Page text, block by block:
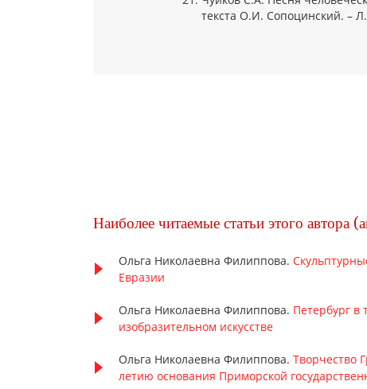
текста О.И. Сопоцинский. –
Наиболее читаемые статьи этого автора
Ольга Николаевна Филиппова.
Евразии
Ольга Николаевна Филиппова. Петербург в
изобразительном искусстве
Ольга Николаевна Филиппова. Творчество
летию основания Приморской